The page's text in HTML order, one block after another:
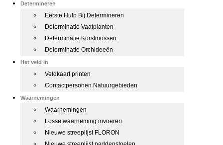
Determineren
Eerste Hulp Bij Determineren
Determinatie Vaatplanten
Determinatie Korstmossen
Determinatie Orchideeën
Het veld in
Veldkaart printen
Contactpersonen Natuurgebieden
Waarnemingen
Waarnemingen
Losse waarneming invoeren
Nieuwe streeplijst FLORON